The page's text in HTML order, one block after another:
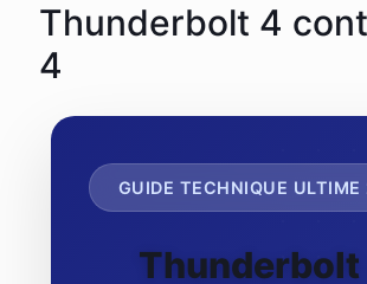
Thunderbolt 4
4
GUIDE TECHNIQUE
Thunderbolt